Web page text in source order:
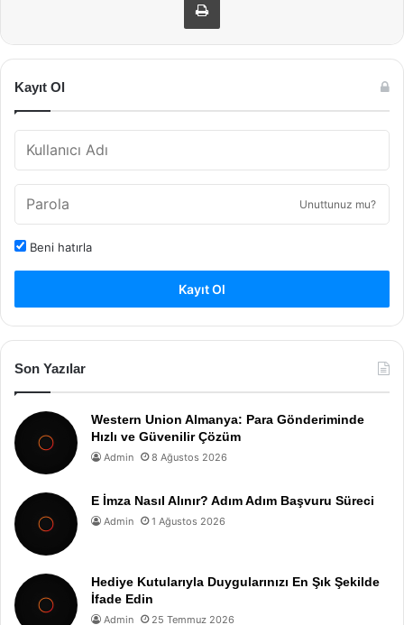
Kayıt Ol
Unuttunuz mu?
Beni hatırla
Kayıt Ol
Son Yazılar
Western Union Almanya: Para Gönderiminde
Hızlı ve Güvenilir Çözüm
Admin 8 Ağustos 2026
E İmza Nasıl Alınır? Adım Adım Başvuru Süreci
Admin 1 Ağustos 2026
Hediye Kutularıyla Duygularınızı En Şık Şekilde
İfade Edin
Admin 25 Temmuz 2026